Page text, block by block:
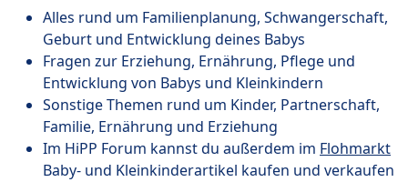
Alles rund um Familienplanung, Schwangerschaft,
Geburt und Entwicklung deines Babys
Fragen zur Erziehung, Ernährung, Pflege und
Entwicklung von Babys und Kleinkindern
Sonstige Themen rund um Kinder, Partnerschaft,
Familie, Ernährung und Erziehung
Im HiPP Forum kannst du außerdem im Flohmarkt
Baby- und Kleinkinderartikel kaufen und verkaufen